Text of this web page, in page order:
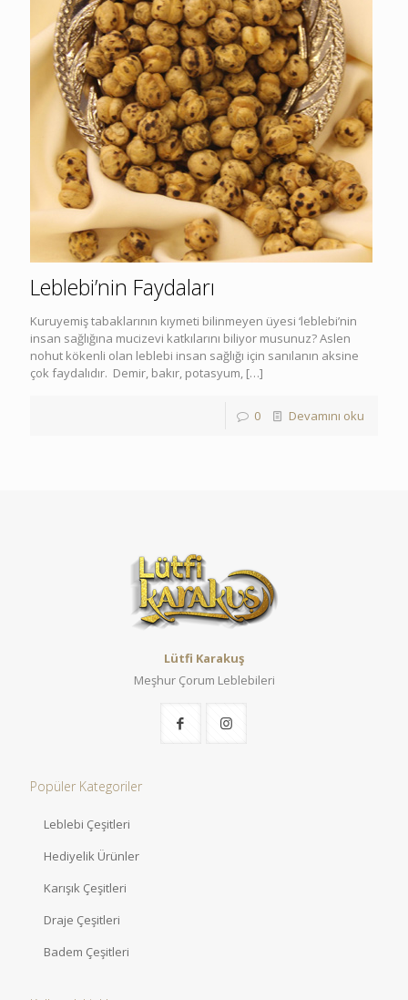
Leblebi’nin Faydaları
Kuruyemiş tabaklarının kıymeti bilinmeyen üyesi ‘leblebi’nin
insan sağlığına mucizevi katkılarını biliyor musunuz? Aslen
nohut kökenli olan leblebi insan sağlığı için sanılanın aksine
çok faydalıdır. Demir, bakır, potasyum, […]
0 Devamını oku
Lütfi Karakuş
Meşhur Çorum Leblebileri
Popüler Kategoriler
Leblebi Çeşitleri
Hediyelik Ürünler
Karışık Çeşitleri
Draje Çeşitleri
Badem Çeşitleri